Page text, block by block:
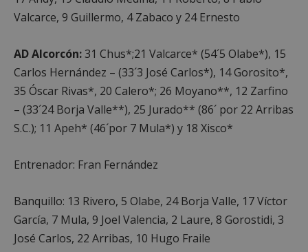
Valcarce, 9 Guillermo, 4 Zabaco y 24 Ernesto
AD Alcorcón:31 Chus*;21 Valcarce* (54´5 Olabe*), 15
Carlos Hernández – (33´3 José Carlos*), 14 Gorosito*,
35 Óscar Rivas*, 20 Calero*; 26 Moyano**, 12 Zarfino
– (33´24 Borja Valle**), 25 Jurado** (86´ por 22 Arribas
S.C.); 11 Apeh* (46´por 7 Mula*) y 18 Xisco*
Entrenador: Fran Fernández
Banquillo: 13 Rivero, 5 Olabe, 24 Borja Valle, 17 Víctor
García, 7 Mula, 9 Joel Valencia, 2 Laure, 8 Gorostidi, 3
José Carlos, 22 Arribas, 10 Hugo Fraile
preferencias
funcionalidad
Cookies no clasificadas
Cookies estrictamente necesarias
Cookies de preferencias
Cookies de funcionalidad
Cookies no clasificadas